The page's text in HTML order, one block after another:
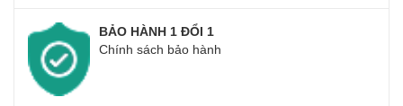
BẢO HÀNH 1 ĐỔI 1
Chính sách bảo hành